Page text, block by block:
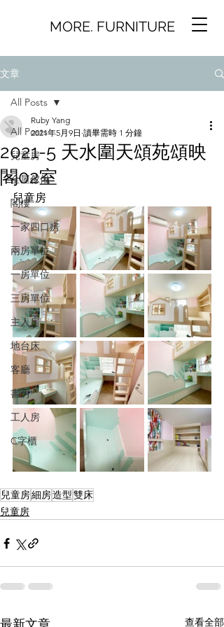
MORE. FURNITURE
文章
All Posts
兒童房
全屋傢俬
閣樓
一家四口房
兩房單位
一房單位
三房單位
主人房
地台床
客廳
書房
工人房
C字櫃
All Posts
2021-5 天水圍天頌苑頌映
閣02室
Ruby Yang
2021年5月9日 讀畢需時 1 分鐘
兒童房
兒童房細房造型雙床
兒童房
查看全部